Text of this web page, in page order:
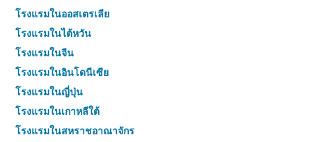
โรงแรมในออสเตรเลีย
โรงแรมในไต้หวัน
โรงแรมในจีน
โรงแรมในอินโดนีเซีย
โรงแรมในญี่ปุ่น
โรงแรมในเกาหลีใต้
โรงแรมในสหราชอาณาจักร